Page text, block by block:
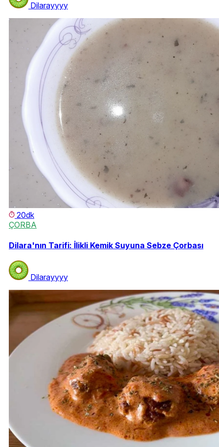
Dilarayyyy
20dk
ÇORBA
Dilara'nın Tarifi: İlikli Kemik Suyuna Sebze Çorbası
Dilarayyyy